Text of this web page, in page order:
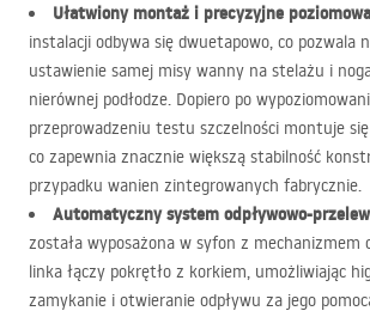
Ułatwiony montaż i precyzyjne
instalacji odbywa się dwuetapowo, co pozwala
ustawienie samej misy wanny na stelażu i
nierównej podłodze. Dopiero po
przeprowadzeniu testu szczelności montuje
co zapewnia znacznie większą stabilność
przypadku wanien zintegrowanych fabrycznie.
Automatyczny system odpływowo-
została wyposażona w syfon z mechanizmem
linka łączy pokrętło z korkiem, umożliwiając
zamykanie i otwieranie odpływu za jego